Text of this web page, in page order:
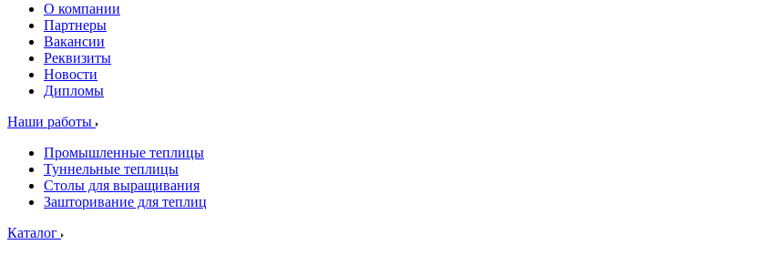
О компании
Партнеры
Вакансии
Реквизиты
Новости
Дипломы
Наши работы
Промышленные теплицы
Туннельные теплицы
Столы для выращивания
Зашторивание для теплиц
Каталог